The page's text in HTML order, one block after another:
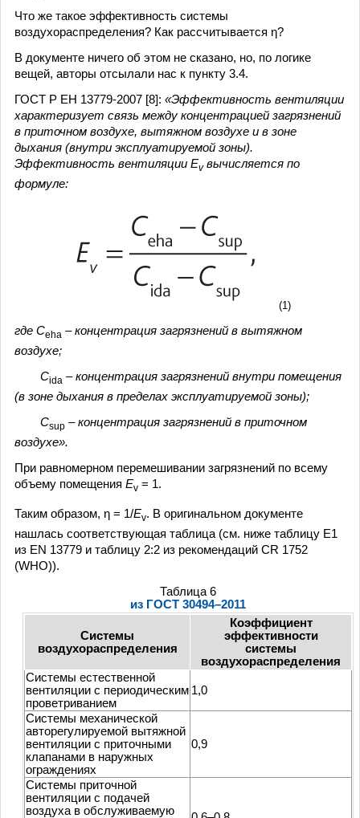
Что же такое эффективность системы
воздухораспределения? Как рассчитывается η?
В документе ничего об этом не сказано, но, по логике
вещей, авторы отсылали нас к пункту 3.4.
ГОСТ Р ЕН 13779-2007 [8]: «Эффективность вентиляции
характеризует связь между концентрацией загрязнений
в приточном воздухе, вытяжном воздухе и в зоне
дыхания (внутри эксплуатируемой зоны).
Эффективность вентиляции Evвычисляется по
формуле:
(1)
где Ceha – концентрация загрязнений в вытяжном
воздухе;
Cida – концентрация загрязнений внутри помещения
(в зоне дыхания в пределах эксплуатируемой зоны);
Csup – концентрация загрязнений в приточном
воздухе».
При равномерном перемешивании загрязнений по всему
объему помещения Ev = 1.
Таким образом, η = 1/Ev. В оригинальном документе
нашлась соответствующая таблица (см. ниже таблицу Е1
из EN 13779 и таблицу 2:2 из рекомендаций CR 1752
(WHO)).
Таблица 6
из ГОСТ 30494–2011
Системы
воздухораспределения
Коэффициент
эффективности
системы
воздухораспределения
Системы естественной
вентиляции с периодическим
проветриванием
1,0
Системы механической
авторегулируемой вытяжной
вентиляции с приточными
клапанами в наружных
ограждениях
0,9
Системы приточной
вентиляции с подачей
воздуха в обслуживаемую